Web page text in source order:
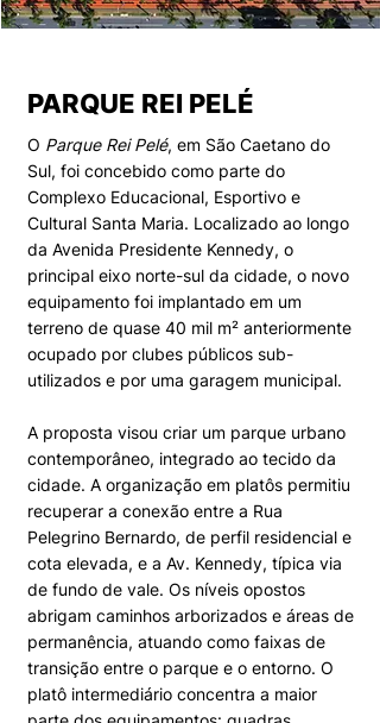
PARQUE REI PELÉ
O Parque Rei Pelé, em São Caetano do
Sul, foi concebido como parte do
Complexo Educacional, Esportivo e
Cultural Santa Maria. Localizado ao longo
da Avenida Presidente Kennedy, o
principal eixo norte-sul da cidade, o novo
equipamento foi implantado em um
terreno de quase 40 mil m² anteriormente
ocupado por clubes públicos sub-
utilizados e por uma garagem municipal.
A proposta visou criar um parque urbano
contemporâneo, integrado ao tecido da
cidade. A organização em platôs permitiu
recuperar a conexão entre a Rua
Pelegrino Bernardo, de perfil residencial e
cota elevada, e a Av. Kennedy, típica via
de fundo de vale. Os níveis opostos
abrigam caminhos arborizados e áreas de
permanência, atuando como faixas de
transição entre o parque e o entorno. O
platô intermediário concentra a maior